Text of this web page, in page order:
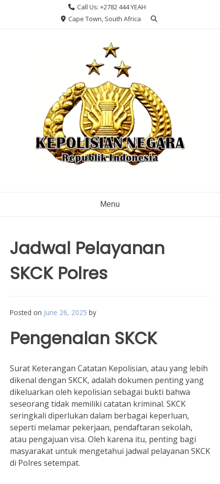
Call Us: +2782 444 YEAH
Cape Town, South Africa
Menu
Jadwal Pelayanan
SKCK Polres
Posted on June 26, 2025 by
Pengenalan SKCK
Surat Keterangan Catatan Kepolisian, atau yang lebih
dikenal dengan SKCK, adalah dokumen penting yang
dikeluarkan oleh kepolisian sebagai bukti bahwa
seseorang tidak memiliki catatan kriminal. SKCK
seringkali diperlukan dalam berbagai keperluan,
seperti melamar pekerjaan, pendaftaran sekolah,
atau pengajuan visa. Oleh karena itu, penting bagi
masyarakat untuk mengetahui jadwal pelayanan SKCK
di Polres setempat.